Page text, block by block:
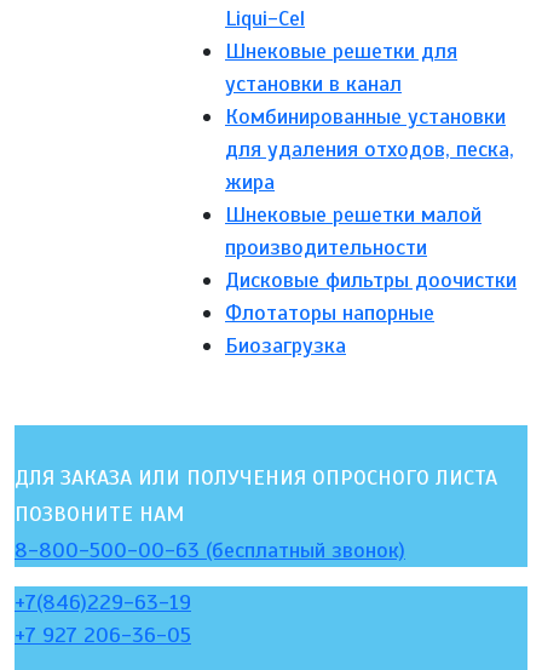
Liqui-Cel
Шнековые решетки для
установки в канал
Комбинированные установки
для удаления отходов, песка,
жира
Шнековые решетки малой
производительности
Дисковые фильтры доочистки
Флотаторы напорные
Биозагрузка
ДЛЯ ЗАКАЗА ИЛИ ПОЛУЧЕНИЯ ОПРОСНОГО ЛИСТА
ПОЗВОНИТЕ НАМ
8-800-500-00-63 (бесплатный звонок)
+7(846)229-63-19
+7 927 206-36-05